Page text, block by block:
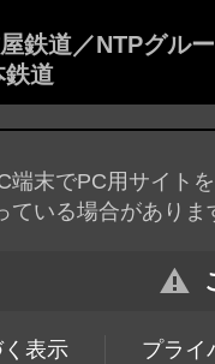
鉄道／NTPグル
鉄道
末でPC用サイト
いる場合がありま
表示 プライ